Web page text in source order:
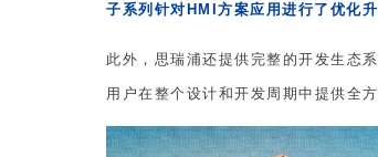
子系列针对HMI方案应用进行了优化
此外，思瑞浦还提供完整的开发生态
用户在整个设计和开发周期中提供全